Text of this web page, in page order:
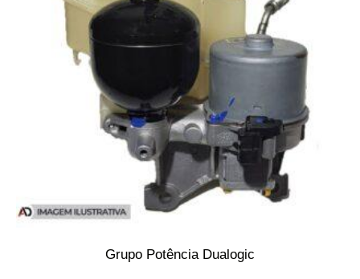
Grupo Potência Dualogic